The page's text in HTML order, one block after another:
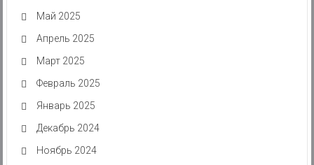
Май 2025
Апрель 2025
Март 2025
Февраль 2025
Январь 2025
Декабрь 2024
Ноябрь 2024